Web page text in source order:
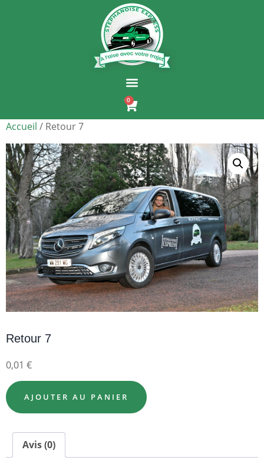
0
Accueil / Retour 7
Retour 7
0,01 €
AJOUTER AU PANIER
Avis (0)